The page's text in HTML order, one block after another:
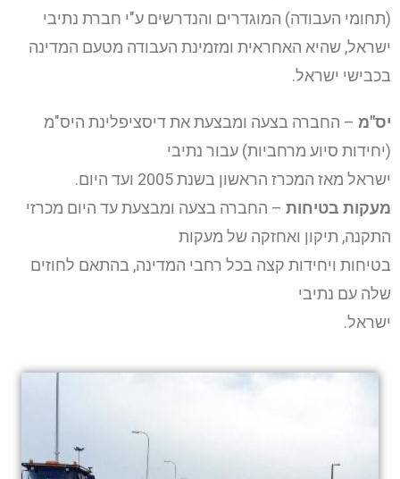
(תחומי העבודה) המוגדרים והנדרשים ע"י חברת נתיבי
ישראל, שהיא האחראית ומזמינת העבודה מטעם המדינה
בכבישי ישראל.
יס"מ – החברה בצעה ומבצעת את דיסציפלינת היס"מ
(יחידות סיוע מרחביות) עבור נתיבי
ישראל מאז המכרז הראשון בשנת 2005 ועד היום.
מעקות בטיחות – החברה בצעה ומבצעת עד היום מכרזי
התקנה, תיקון ואחזקה של מעקות
בטיחות ויחידות קצה בכל רחבי המדינה, בהתאם לחוזים
שלה עם נתיבי
ישראל.